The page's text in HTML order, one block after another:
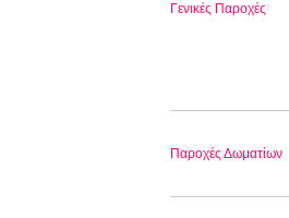
Γενικές Παροχές
Παροχές Δωματίων